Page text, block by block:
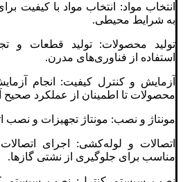
انتخاب مواد: انتخاب مواد با کیفیت
به شرایط محیطی.
تولید محصولات: تولید قطعات و
استفاده از فناوری‌های مدرن.
آزمایش و کنترل کیفیت: انجام
محصولات تا اطمینان از عملکرد صحیح
مونتاژ و نصب: مونتاژ تجهیزات و نصب
اتصالات و لوله‌کشی: اجرای
مناسب برای جلوگیری از نشتی گازها.